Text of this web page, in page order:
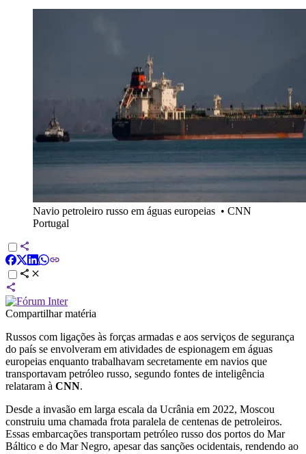
Navio petroleiro russo em águas europeias • CNN
Portugal
Compartilhar matéria
Russos com ligações às forças armadas e aos serviços de segurança
do país se envolveram em atividades de espionagem em águas
europeias enquanto trabalhavam secretamente em navios que
transportavam petróleo russo, segundo fontes de inteligência
relataram à CNN.
Desde a invasão em larga escala da Ucrânia em 2022, Moscou
construiu uma chamada frota paralela de centenas de petroleiros.
Essas embarcações transportam petróleo russo dos portos do Mar
Báltico e do Mar Negro, apesar das sanções ocidentais, rendendo ao